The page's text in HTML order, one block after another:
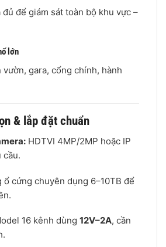
đủ để giám sát toàn bộ khu vực –
lớn
vườn, gara, cổng chính, hành
& lắp đặt chuẩn
HDTVI 4MP/2MP hoặc IP
cầu.
cứng chuyên dụng 6–10TB để
16 kênh dùng 12V–2A, cần